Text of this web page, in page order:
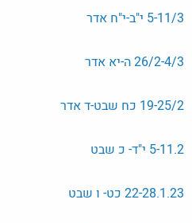
5-11/3 י"ב-י"ח אדר
26/2-4/3 ה-יא אדר
19-25/2 כח שבט-ד אדר
5-11.2 י"ד- כ שבט
22-28.1.23 כט- ו שבט